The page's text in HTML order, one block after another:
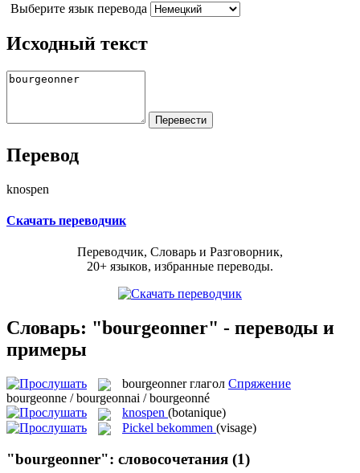
Выберите язык перевода
Исходный текст
Перевод
knospen
Скачать переводчик
Переводчик, Словарь и Разговорник,
20+ языков, избранные переводы.
Словарь: "bourgeonner" - переводы и
примеры
bourgeonner глагол Спряжение
bourgeonne / bourgeonnai / bourgeonné
knospen (botanique)
Pickel bekommen (visage)
"bourgeonner": словосочетания (1)